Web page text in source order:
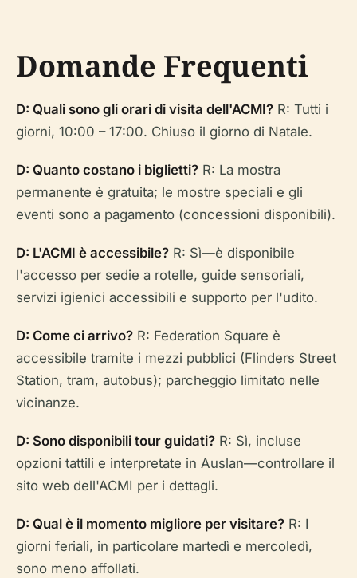
Domande Frequenti
D: Quali sono gli orari di visita dell'ACMI? R: Tutti i
giorni, 10:00 – 17:00. Chiuso il giorno di Natale.
D: Quanto costano i biglietti? R: La mostra
permanente è gratuita; le mostre speciali e gli
eventi sono a pagamento (concessioni disponibili).
D: L'ACMI è accessibile? R: Sì—è disponibile
l'accesso per sedie a rotelle, guide sensoriali,
servizi igienici accessibili e supporto per l'udito.
D: Come ci arrivo? R: Federation Square è
accessibile tramite i mezzi pubblici (Flinders Street
Station, tram, autobus); parcheggio limitato nelle
vicinanze.
D: Sono disponibili tour guidati? R: Sì, incluse
opzioni tattili e interpretate in Auslan—controllare il
sito web dell'ACMI per i dettagli.
D: Qual è il momento migliore per visitare? R: I
giorni feriali, in particolare martedì e mercoledì,
sono meno affollati.